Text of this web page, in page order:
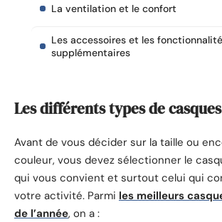
La ventilation et le confort
Les accessoires et les
supplémentaires
Les différents types de casques
Avant de vous décider sur la taille ou
couleur, vous devez sélectionner le
qui vous convient et surtout celui qui
votre activité. Parmi les meilleurs
de l’année, on a :